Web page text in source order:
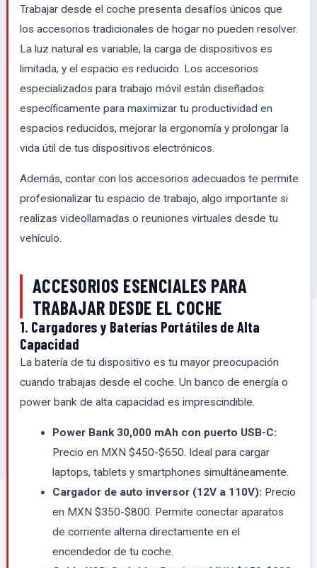
Trabajar desde el coche presenta desafíos únicos que
los accesorios tradicionales de hogar no pueden resolver.
La luz natural es variable, la carga de dispositivos es
limitada, y el espacio es reducido. Los accesorios
especializados para trabajo móvil están diseñados
específicamente para maximizar tu productividad en
espacios reducidos, mejorar la ergonomía y prolongar la
vida útil de tus dispositivos electrónicos.
Además, contar con los accesorios adecuados te permite
profesionalizar tu espacio de trabajo, algo importante si
realizas videollamadas o reuniones virtuales desde tu
vehículo.
ACCESORIOS ESENCIALES PARA
TRABAJAR DESDE EL COCHE
1. Cargadores y Baterías Portátiles de Alta
Capacidad
La batería de tu dispositivo es tu mayor preocupación
cuando trabajas desde el coche. Un banco de energía o
power bank de alta capacidad es imprescindible.
Power Bank 30,000 mAh con puerto USB-C:
Precio en MXN $450-$650. Ideal para cargar
laptops, tablets y smartphones simultáneamente.
Cargador de auto inversor (12V a 110V): Precio
en MXN $350-$800. Permite conectar aparatos
de corriente alterna directamente en el
encendedor de tu coche.